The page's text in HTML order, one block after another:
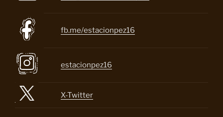
fb.me/estacionpez16
estacionpez16
X-Twitter